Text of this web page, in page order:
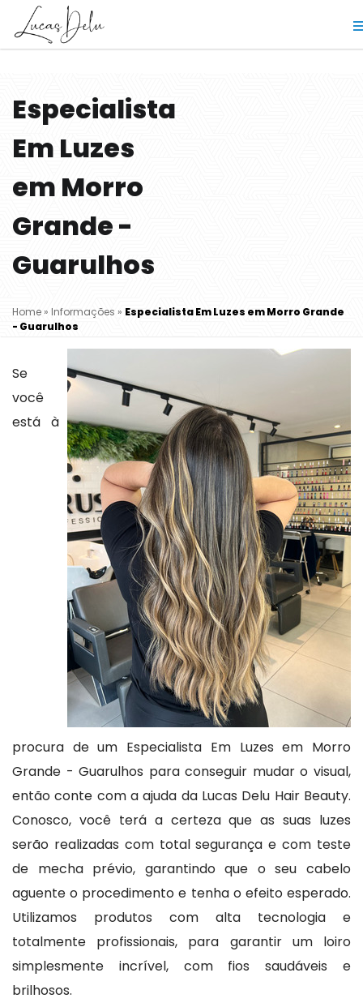
Especialista
Em Luzes
em Morro
Grande -
Guarulhos
Home » Informações » Especialista Em Luzes em Morro Grande
- Guarulhos
Se
você
está à
procura de um Especialista Em Luzes em Morro
Grande - Guarulhos para conseguir mudar o visual,
então conte com a ajuda da Lucas Delu Hair Beauty.
Conosco, você terá a certeza que as suas luzes
serão realizadas com total segurança e com teste
de mecha prévio, garantindo que o seu cabelo
aguente o procedimento e tenha o efeito esperado.
Utilizamos produtos com alta tecnologia e
totalmente profissionais, para garantir um loiro
simplesmente incrível, com fios saudáveis e
brilhosos.